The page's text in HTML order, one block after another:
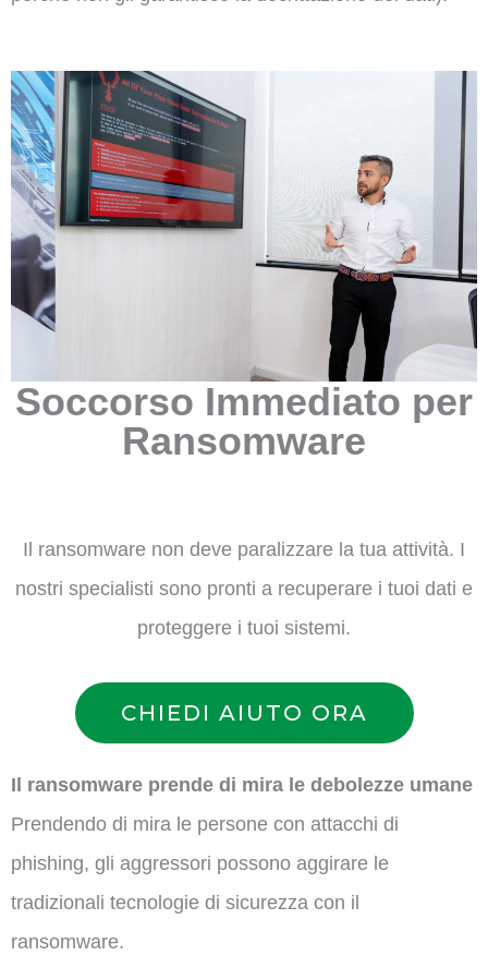
Soccorso Immediato per
Ransomware
Il ransomware non deve paralizzare la tua attività. I
nostri specialisti sono pronti a recuperare i tuoi dati e
proteggere i tuoi sistemi.
CHIEDI AIUTO ORA
Il ransomware prende di mira le debolezze umane
Prendendo di mira le persone con attacchi di
phishing, gli aggressori possono aggirare le
tradizionali tecnologie di sicurezza con il
ransomware.